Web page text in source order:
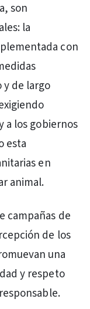
son
la
con
de largo
a los gobiernos
esta
en
animal.
campañas de
de los
una
y respeto